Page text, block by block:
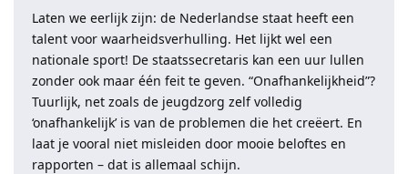
Laten we eerlijk zijn: de Nederlandse staat heeft een
talent voor waarheidsverhulling. Het lijkt wel een
nationale sport! De staatssecretaris kan een uur lullen
zonder ook maar één feit te geven. “Onafhankelijkheid”?
Tuurlijk, net zoals de jeugdzorg zelf volledig
‘onafhankelijk’ is van de problemen die het creëert. En
laat je vooral niet misleiden door mooie beloftes en
rapporten – dat is allemaal schijn.